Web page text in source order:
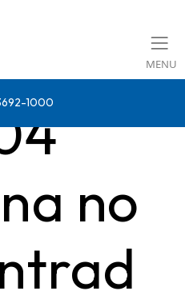
MENU
1000
no